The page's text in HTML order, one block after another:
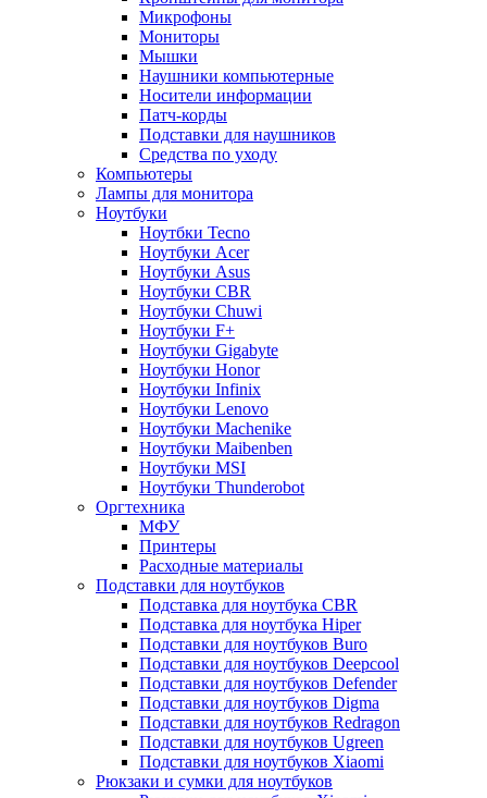
Микрофоны
Мониторы
Мышки
Наушники компьютерные
Носители информации
Патч-корды
Подставки для наушников
Средства по уходу
Компьютеры
Лампы для монитора
Ноутбуки
Ноутбки Tecno
Ноутбуки Acer
Ноутбуки Asus
Ноутбуки CBR
Ноутбуки Chuwi
Ноутбуки F+
Ноутбуки Gigabyte
Ноутбуки Honor
Ноутбуки Infinix
Ноутбуки Lenovo
Ноутбуки Machenike
Ноутбуки Maibenben
Ноутбуки MSI
Ноутбуки Thunderobot
Оргтехника
МФУ
Принтеры
Расходные материалы
Подставки для ноутбуков
Подставка для ноутбука CBR
Подставка для ноутбука Hiper
Подставки для ноутбуков Buro
Подставки для ноутбуков Deepcool
Подставки для ноутбуков Defender
Подставки для ноутбуков Digma
Подставки для ноутбуков Redragon
Подставки для ноутбуков Ugreen
Подставки для ноутбуков Xiaomi
Рюкзаки и сумки для ноутбуков